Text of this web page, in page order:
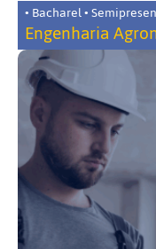
• Bacharel •
Engenharia